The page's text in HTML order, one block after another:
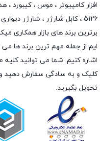
افزار کامپیوتر ، موس ،کیبورد ،
5126 ،
کابل شارژر ، شارژر دیواری
برترین برند های بازار همکاری
ایم از جمله مهم ترین برند ها می
اشاره کنیم. شما می توانید
کلیک و به سادگی سفارش دهید
تحویل بگیرید.